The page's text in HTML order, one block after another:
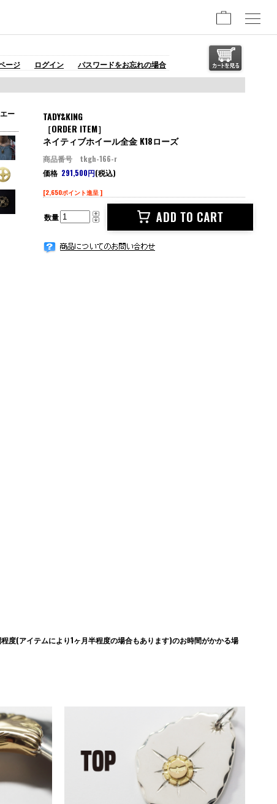
ージ ログイン パスワードをお忘れの場合
TADY&KING
［ORDER ITEM］
ネイティブホイール全金 K18ローズ
商品番号 tkgh-166-r
価格 291,500円(税込)
[2,650ポイント進呈 ]
数量
ー
度(アイテムにより1ヶ月半程度の場合もあります)のお時間がかかる場